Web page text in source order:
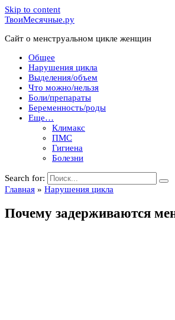
Skip to content
ТвоиМесячные.ру
Сайт о менструальном цикле женщин
Общее
Нарушения цикла
Выделения/объем
Что можно/нельзя
Боли/препараты
Беременность/роды
Еще…
Климакс
ПМС
Гигиена
Болезни
Search for:
Главная » Нарушения цикла
Почему задерживаются